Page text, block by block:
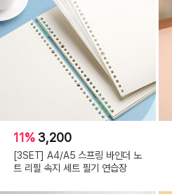
11% 3,200
[3SET] A4/A5 스프링 바인더 노
트 리필 속지 세트 필기 연습장